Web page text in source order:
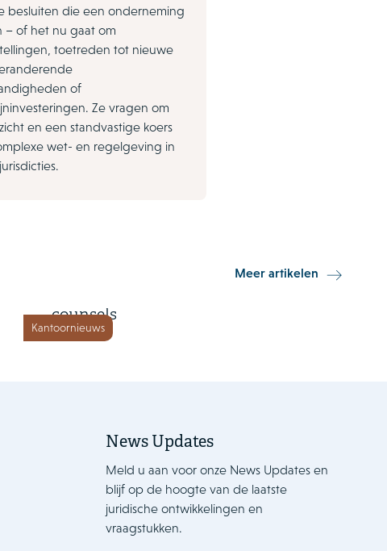
besluiten die een onderneming
– of het nu gaat om
toetreden tot nieuwe
of
Ze vragen om
en een standvastige koers
wet- en regelgeving in
Meer artikelen
Kantoornieuws
counsels
News Updates
Meld u aan voor onze News Updates en
blijf op de hoogte van de laatste
juridische ontwikkelingen en
vraagstukken.